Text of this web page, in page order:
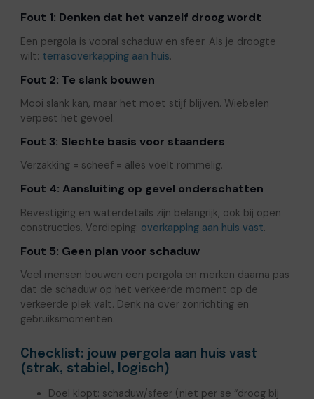
Fout 1: Denken dat het vanzelf droog wordt
Een pergola is vooral schaduw en sfeer. Als je droogte
wilt: terrasoverkapping aan huis.
Fout 2: Te slank bouwen
Mooi slank kan, maar het moet stijf blijven. Wiebelen
verpest het gevoel.
Fout 3: Slechte basis voor staanders
Verzakking = scheef = alles voelt rommelig.
Fout 4: Aansluiting op gevel onderschatten
Bevestiging en waterdetails zijn belangrijk, ook bij open
constructies. Verdieping: overkapping aan huis vast.
Fout 5: Geen plan voor schaduw
Veel mensen bouwen een pergola en merken daarna pas
dat de schaduw op het verkeerde moment op de
verkeerde plek valt. Denk na over zonrichting en
gebruiksmomenten.
Checklist: jouw pergola aan huis vast
(strak, stabiel, logisch)
Doel klopt: schaduw/sfeer (niet per se “droog bij